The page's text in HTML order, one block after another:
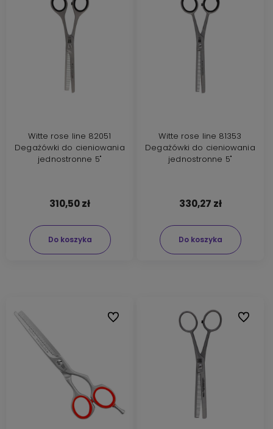
Witte rose line 82051
Degażówki do cieniowania
jednostronne 5"
310,50 zł
Do koszyka
Witte rose line 81353
Degażówki do cieniowania
jednostronne 5"
330,27 zł
Do koszyka
Do ulubionych Do